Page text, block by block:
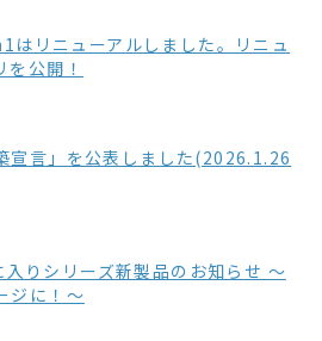
はリニューアルしました。リニュ
公開！
宣言」を公表しました(2026.1.26
りシリーズ新製品のお知らせ ～
ジに！～